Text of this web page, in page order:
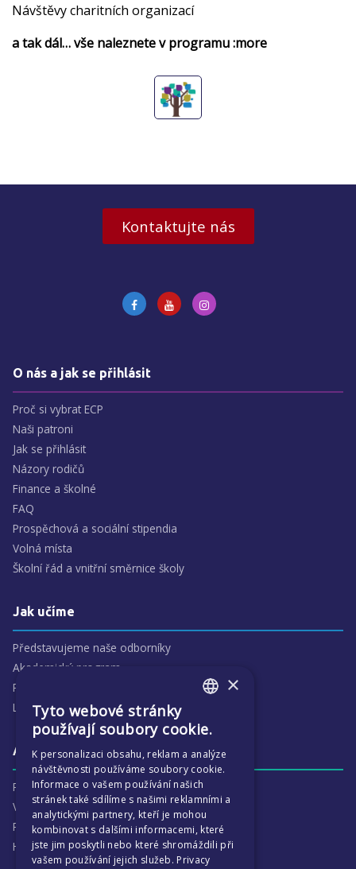
Návštěvy charitních organizací
a tak dál… vše naleznete v programu :more
Kontaktujte nás
O nás a jak se přihlásit
Proč si vybrat ECP
Naši patroni
Jak se přihlásit
Názory rodičů
Finance a školné
FAQ
Prospěchová a sociální stipendia
Volná místa
Školní řád a vnitřní směrnice školy
Jak učíme
Představujeme naše odborníky
Akademický program
Předmětové oblasti
Lidé
Aktivity
Proč je ECP tak zajímavé
Výchovná péče
Program :more
Harmonogram školního
×
Tyto webové stránky
používají soubory cookie.
K personalizaci obsahu, reklam a analýze
návštěvnosti používáme soubory cookie.
Informace o vašem používání našich
stránek také sdílíme s našimi reklamními a
analytickými partnery, kteří je mohou
kombinovat s dalšími informacemi, které
jste jim poskytli nebo které shromáždili při
vašem používání jejich služeb. Privacy